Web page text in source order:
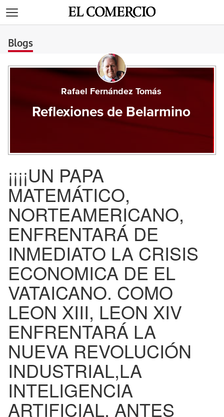
Blogs
Rafael Fernández Tomás
Reflexiones de Belarmino
¡¡¡¡UN PAPA
MATEMÁTICO,
NORTEAMERICANO,
ENFRENTARÁ DE
INMEDIATO LA CRISIS
ECONOMICA DE EL
VATAICANO. COMO
LEON XIII, LEON XIV
ENFRENTARÁ LA
NUEVA REVOLUCIÓN
INDUSTRIAL,LA
INTELIGENCIA
ARTIFICIAL, ANTES